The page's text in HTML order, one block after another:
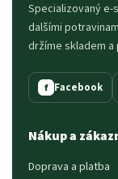
Specializovaný
dalšími
držíme skladem
f Facebook
Nákup a
Doprava a platba